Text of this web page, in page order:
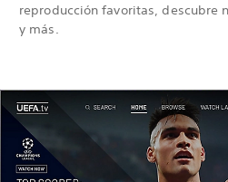
reproducción favoritas, descubre
y más.